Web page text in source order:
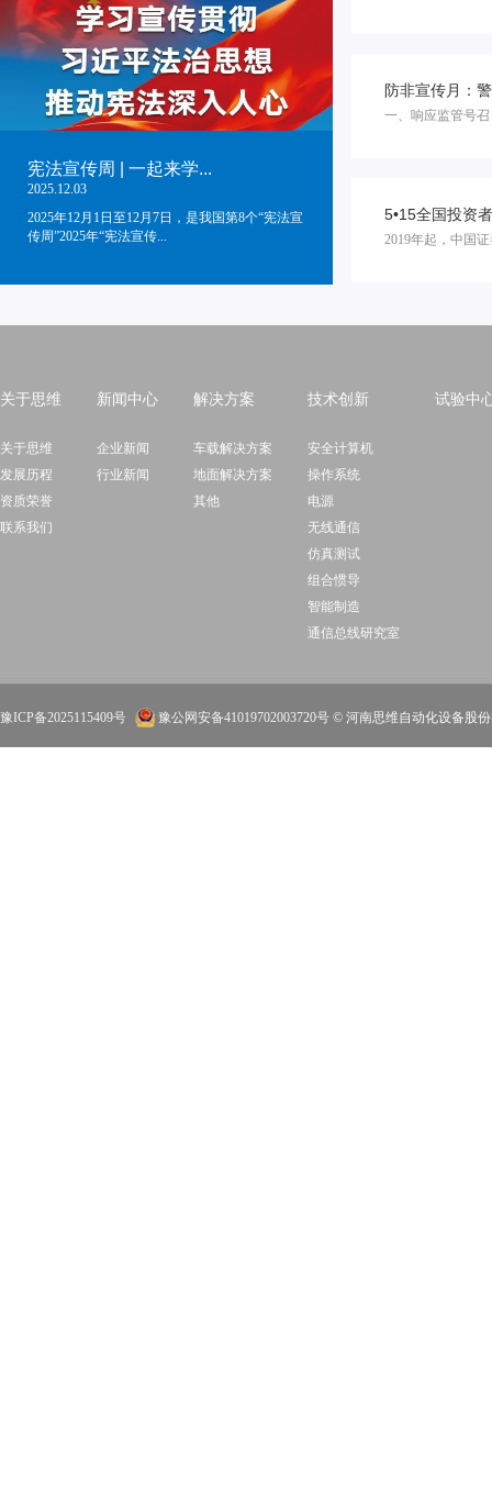
宪法宣传周 | 一起来学...
2025.12.03
2025年12月1日至12月7日，是我国第8个“宪法宣
传周”2025年“宪法宣传...
防非宣传月：
一、响应监管号
5•15全国投资
2019年起，中国
关于思维
关于思维
发展历程
资质荣誉
联系我们
新闻中心
企业新闻
行业新闻
解决方案
车载解决方案
地面解决方案
其他
技术创新
安全计算机
操作系统
电源
无线通信
仿真测试
组合惯导
智能制造
通信总线研究室
试验中
豫ICP备2025115409号 豫公网安备41019702003720号 © 河南思维自动化设备股